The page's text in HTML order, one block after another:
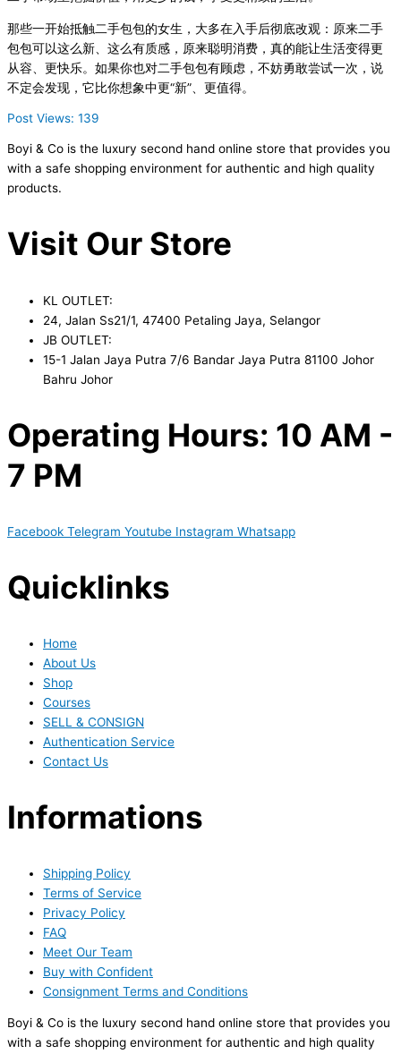
那些一开始抵触二手包包的女生，大多在入手后彻底改观：原来二手
包包可以这么新、这么有质感，原来聪明消费，真的能让生活变得更
从容、更快乐。如果你也对二手包包有顾虑，不妨勇敢尝试一次，说
不定会发现，它比你想象中更“新”、更值得。
Post Views: 139
Boyi & Co is the luxury second hand online store that provides you
with a safe shopping environment for authentic and high quality
products.
Visit Our Store
KL OUTLET:
24, Jalan Ss21/1, 47400 Petaling Jaya, Selangor
JB OUTLET:
15-1 Jalan Jaya Putra 7/6 Bandar Jaya Putra 81100 Johor
Bahru Johor
Operating Hours: 10 AM -
7 PM
Facebook Telegram Youtube Instagram Whatsapp
Quicklinks
Home
About Us
Shop
Courses
SELL & CONSIGN
Authentication Service
Contact Us
Informations
Shipping Policy
Terms of Service
Privacy Policy
FAQ
Meet Our Team
Buy with Confident
Consignment Terms and Conditions
Boyi & Co is the luxury second hand online store that provides you
with a safe shopping environment for authentic and high quality